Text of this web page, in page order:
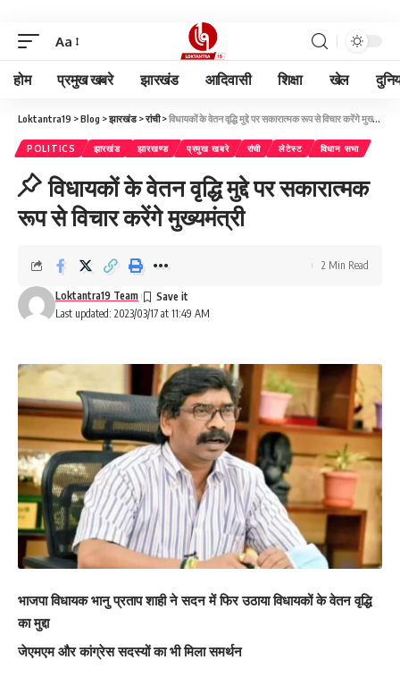
Aa
होम प्रमुख खबरे झारखंड आदिवासी शिक्षा खेल
Loktantra19 >Blog >झारखंड>रांची>विधायकों के वेतन वृद्धि मुद्दे पर सकारात्मक रूप से विचार करेंगे मुख्यमंत्री
POLITICS झारखंड झारखण्ड प्रमुख खबरे रांची लेटेस्ट विधान सभा
विधायकों के वेतन वृद्धि मुद्दे पर सकारात्मक
रूप से विचार करेंगे मुख्यमंत्री
Last updated: 2023/03/17 at 11:49 AM
Loktantra19 Team
2 Min Read
भाजपा विधायक भानु प्रताप शाही ने सदन में फिर उठाया विधायकों के वेतन वृद्धि
का मुद्दा
जेएमएम और कांग्रेस सदस्यों का भी मिला समर्थन